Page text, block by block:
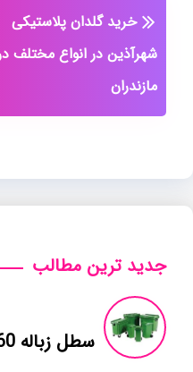
خرید گلدان پلاستیکی
شهرآذین در انواع مختلف
مازندران
جدید ترین مطالب